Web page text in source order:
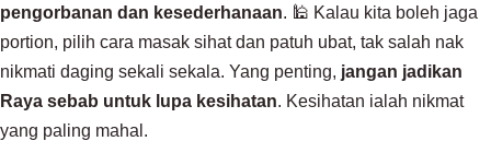
pengorbanan dan kesederhanaan . 🕌 Kalau kita boleh jaga
portion, pilih cara masak sihat dan patuh ubat, tak salah nak
nikmati daging sekali sekala. Yang penting, jangan jadikan
Raya sebab untuk lupa kesihatan . Kesihatan ialah nikmat
yang paling mahal.